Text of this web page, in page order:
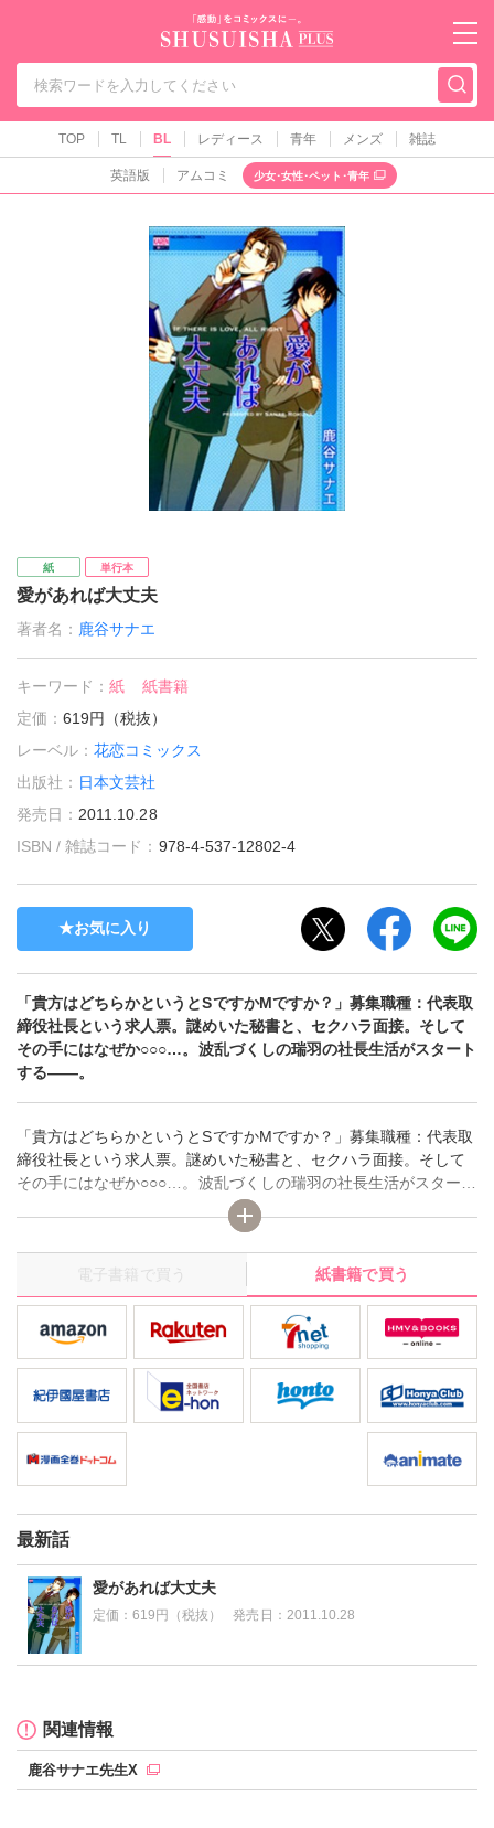
秋水社PLUS（テ
TOP TL BL レディース 青年 メンズ 雑誌
英語版 アムコミ 少女･女性･ペット･青年
紙 単行本
愛があれば大丈夫
著者名： 鹿谷サナエ
キーワード：紙
紙書籍
定価：619円（税抜）
レーベル：花恋コミックス
出版社： 日本文芸社
発売日： 2011.10.28
ISBN / 雑誌コード： 978-4-537-12802-4
お気に入り
「貴方はどちらかというとSですかMですか？」募集職種：代表取
締役社長という求人票。謎めいた秘書と、セクハラ面接。そして
その手にはなぜか○○○…。波乱づくしの瑞羽の社長生活がスタート
する――。
「貴方はどちらかというとSですかMですか？」募集職種：代表取
締役社長という求人票。謎めいた秘書と、セクハラ面接。そして
その手にはなぜか○○○…。波乱づくしの瑞羽の社長生活がスタート
電子書籍で買う 紙書籍で買う
最新話
愛があれば大丈夫
定価：619円（税抜） 発売日： 2011.10.28
関連情報
鹿谷サナエ先生X